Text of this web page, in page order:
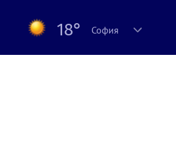
18° София